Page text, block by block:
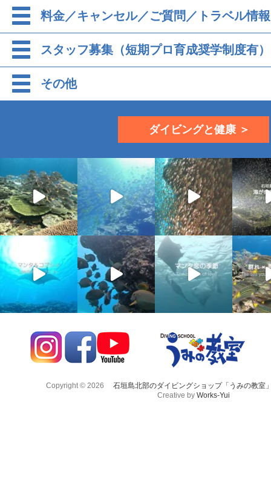
料金／キャンセル／ご質問／トラベル情報
スタッフ募集（短期プロ育成奨学制度有）
その他
ダイビングと健康 ＞
Copyright © 2026
石垣島北部のダイビングショップ「うみの教室
Creative by Works-Yui